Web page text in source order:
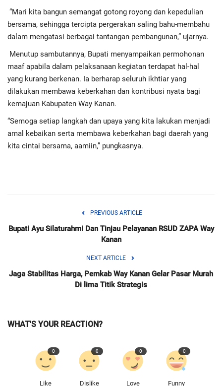
“Mari kita bangun semangat gotong royong dan kepedulian
bersama, sehingga tercipta pergerakan saling bahu-membahu
dalam mengatasi berbagai tantangan pembangunan,” ujarnya.
Menutup sambutannya, Bupati menyampaikan permohonan
maaf apabila dalam pelaksanaan kegiatan terdapat hal-hal
yang kurang berkenan. Ia berharap seluruh ikhtiar yang
dilakukan membawa keberkahan dan kontribusi nyata bagi
kemajuan Kabupaten Way Kanan.
“Semoga setiap langkah dan upaya yang kita lakukan menjadi
amal kebaikan serta membawa keberkahan bagi daerah yang
kita cintai bersama, aamiin,” pungkasnya.
PREVIOUS ARTICLE
Bupati Ayu Silaturahmi Dan Tinjau Pelayanan RSUD ZAPA Way
Kanan
NEXT ARTICLE
Jaga Stabilitas Harga, Pemkab Way Kanan Gelar Pasar Murah
Di lima Titik Strategis
WHAT'S YOUR REACTION?
Like
0
Dislike
0
Love
0
Funny
0